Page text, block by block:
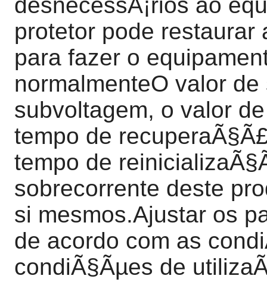
protetor pode restaurar
para fazer o
normalmenteO valor
subvoltagem, o valor
tempo de
tempo de
sobrecorrente deste
si mesmos.Ajustar os
de acordo com as
condiÃ§Ãµes de